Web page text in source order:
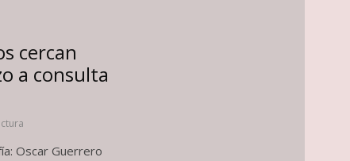
cercan
a consulta
Oscar Guerrero